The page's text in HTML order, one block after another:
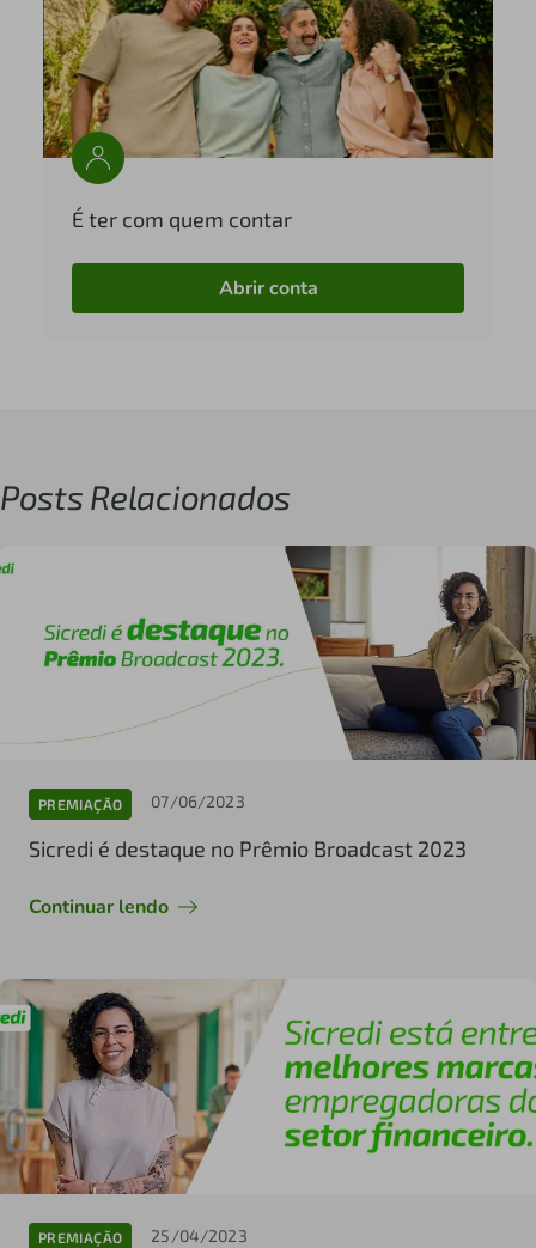
É ter com quem contar
Abrir conta
Posts Relacionados
PREMIAÇÃO 07/06/2023
Sicredi é destaque no Prêmio Broadcast 2023
Continuar lendo
PREMIAÇÃO 25/04/2023